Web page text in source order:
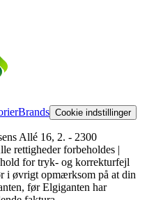
Brands Cookie indstillinger
Allé 16, 2. - 2300
rettigheder forbeholdes |
for tryk- og korrekturfejl
i øvrigt opmærksom på at din
før Elgiganten har